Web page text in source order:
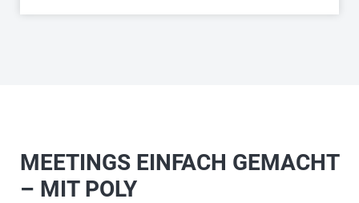
MEETINGS EINFACH GEMACHT
– MIT POLY